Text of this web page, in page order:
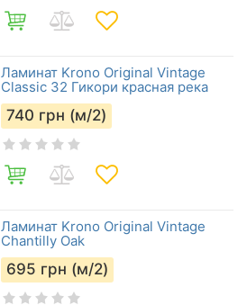
Ламинат Krono Original Vintage
Classic 32 Гикори красная река
740 грн (м/2)
Ламинат Krono Original Vintage
Chantilly Oak
695 грн (м/2)